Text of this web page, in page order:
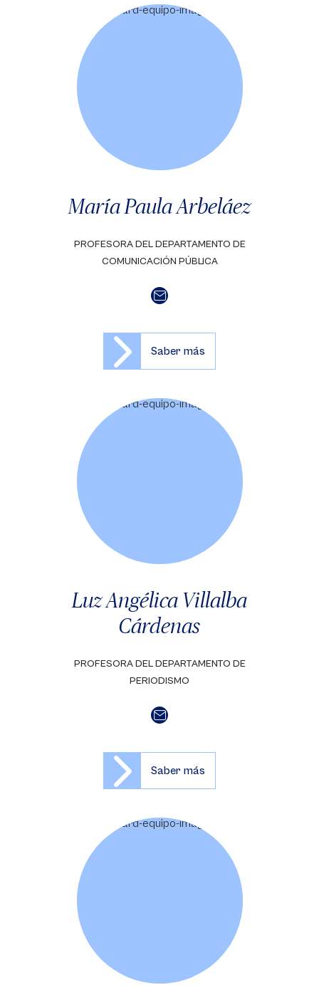
María Paula Arbeláez
PROFESORA DEL DEPARTAMENTO DE
COMUNICACIÓN PÚBLICA
Saber más
Luz Angélica Villalba
Cárdenas
PROFESORA DEL DEPARTAMENTO DE
PERIODISMO
Saber más